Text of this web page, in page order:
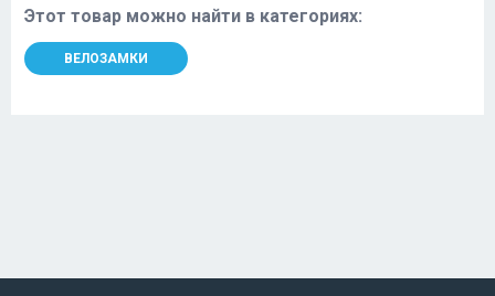
Этот товар можно найти в категориях:
ВЕЛОЗАМКИ